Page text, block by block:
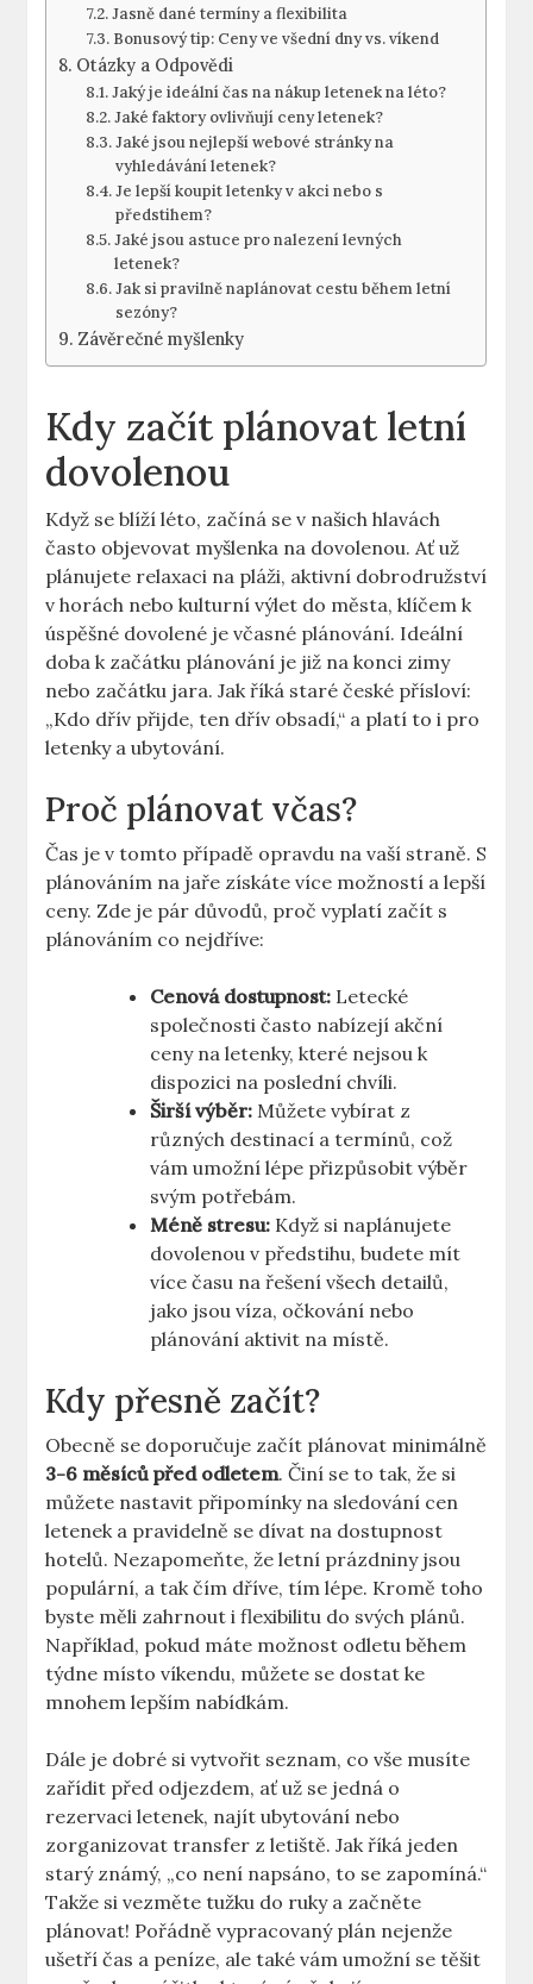
Jasně dané termíny a flexibilita
Bonusový tip: Ceny ve všední dny vs. víkend
Otázky a Odpovědi
Jaký je ideální čas na nákup letenek na léto?
Jaké faktory ovlivňují ceny letenek?
Jaké jsou nejlepší webové stránky na
vyhledávání letenek?
Je lepší koupit letenky v akci nebo s
předstihem?
Jaké jsou astuce pro nalezení levných
letenek?
Jak si pravilně naplánovat cestu během letní
sezóny?
Závěrečné myšlenky
Kdy začít plánovat letní
dovolenou
Když se blíží léto, začíná se v našich hlavách
často objevovat myšlenka na dovolenou. Ať už
plánujete relaxaci na pláži, aktivní dobrodružství
v horách nebo kulturní výlet do města, klíčem k
úspěšné dovolené je včasné plánování. Ideální
doba k začátku plánování je již na konci zimy
nebo začátku jara. Jak říká staré české přísloví:
„Kdo dřív přijde, ten dřív obsadí,“ a platí to i pro
letenky a ubytování.
Proč plánovat včas?
Čas je v tomto případě opravdu na vaší straně. S
plánováním na jaře získáte více možností a lepší
ceny. Zde je pár důvodů, proč vyplatí začít s
plánováním co nejdříve:
Cenová dostupnost: Letecké
společnosti často nabízejí akční
ceny na letenky, které nejsou k
dispozici na poslední chvíli.
Širší výběr: Můžete vybírat z
různých destinací a termínů, což
vám umožní lépe přizpůsobit výběr
svým potřebám.
Méně stresu: Když si naplánujete
dovolenou v předstihu, budete mít
více času na řešení všech detailů,
jako jsou víza, očkování nebo
plánování aktivit na místě.
Kdy přesně začít?
Obecně se doporučuje začít plánovat minimálně
3-6 měsíců před odletem. Činí se to tak, že si
můžete nastavit připomínky na sledování cen
letenek a pravidelně se dívat na dostupnost
hotelů. Nezapomeňte, že letní prázdniny jsou
populární, a tak čím dříve, tím lépe. Kromě toho
byste měli zahrnout i flexibilitu do svých plánů.
Například, pokud máte možnost odletu během
týdne místo víkendu, můžete se dostat ke
mnohem lepším nabídkám.
Dále je dobré si vytvořit seznam, co vše musíte
zařídit před odjezdem, ať už se jedná o
rezervaci letenek, najít ubytování nebo
zorganizovat transfer z letiště. Jak říká jeden
starý známý, „co není napsáno, to se zapomíná.“
Takže si vezměte tužku do ruky a začněte
plánovat! Pořádně vypracovaný plán nejenže
ušetří čas a peníze, ale také vám umožní se těšit